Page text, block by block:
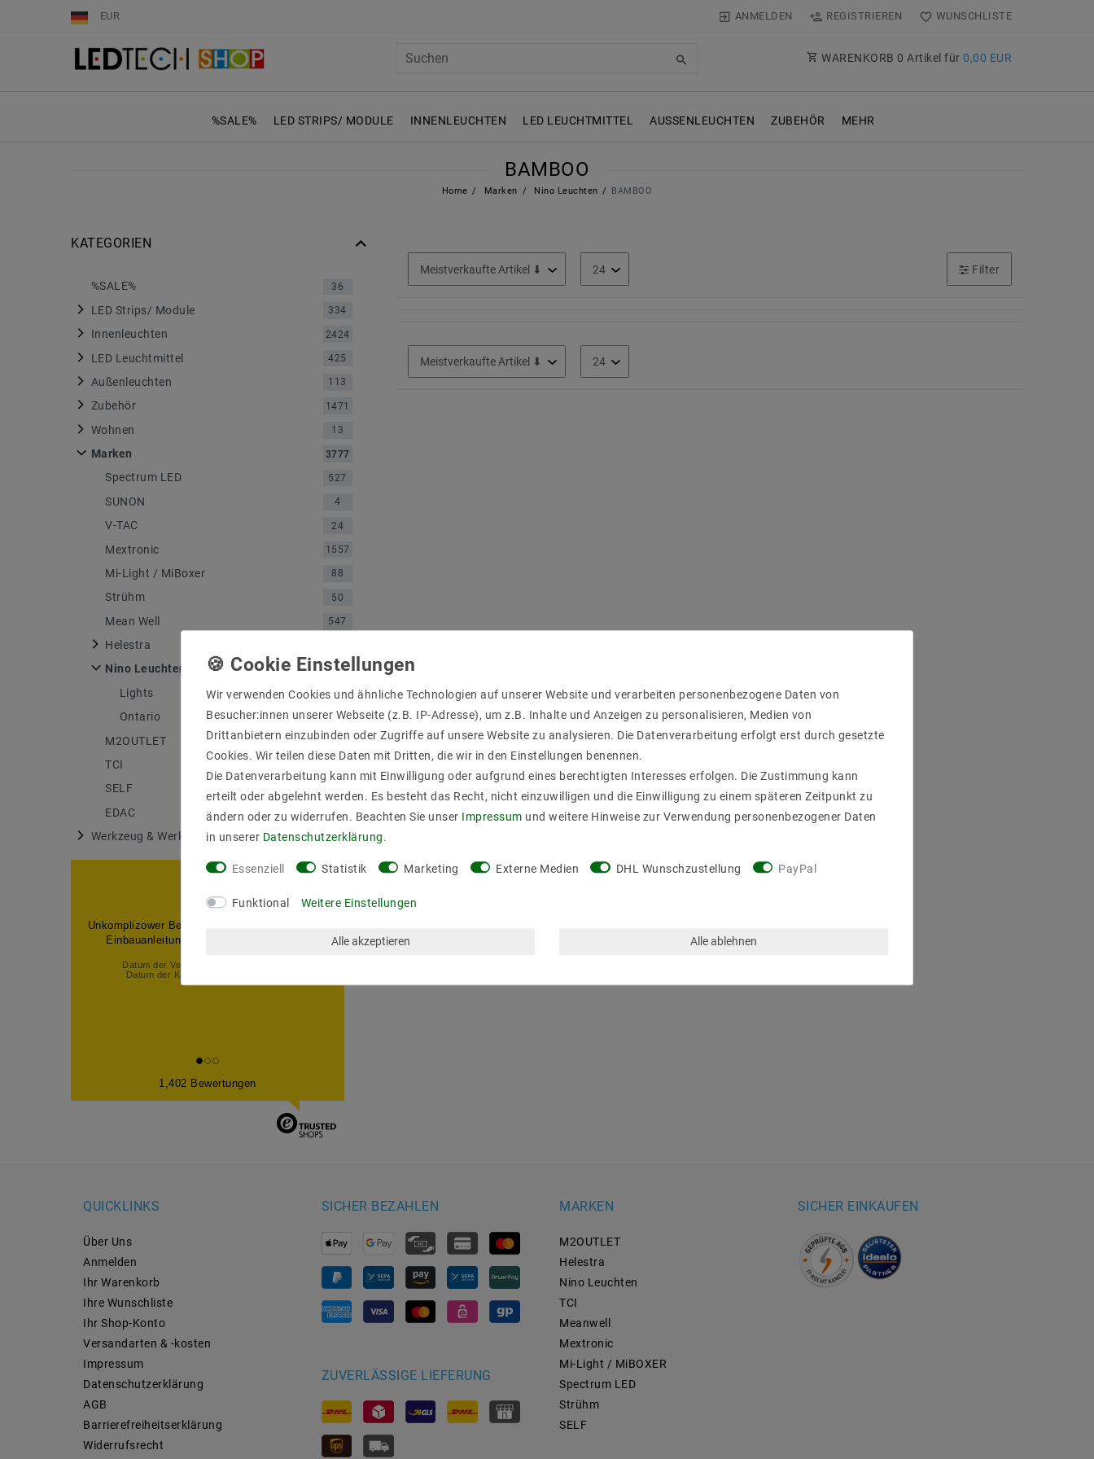
EUR ANMELDEN REGISTRIEREN WUNSCHLISTE
WARENKORB 0 Artikel für 0,00 EUR
%SALE% LED STRIPS/ MODULE INNENLEUCHTEN LED LEUCHTMITTEL AUSSENLEUCHTEN ZUBEHÖR MEHR
BAMBOO
Home Marken Nino Leuchten BAMBOO
KATEGORIEN
%SALE% 36
LED Strips/ Module 334
Innenleuchten 2424
LED Leuchtmittel 425
Außenleuchten 113
Zubehör 1471
Wohnen 13
Marken 3777
Spectrum LED 527
SUNON 4
V-TAC 24
Mextronic 1557
Mi-Light / MiBoxer 88
Strühm 50
Mean Well 547
Helestra
Nino Leuchten 4
Lights 1
Ontario 1
M2OUTLET 175
TCI
SELF
EDAC 18
Werkzeug & Werkstatt 1
Unkomplizower Bestellund. Schnelle Lieferung.
Einbauanleitung über Internet gefunden.
Datum der Veröffentlichung: 03.08.2026
Datum der Kauferfahrung: 24.07.2026
1,402 Bewertungen
Filter
QUICKLINKS
Über Uns
Anmelden
Ihr Warenkorb
Ihre Wunschliste
Ihr Shop-Konto
Versandarten & -kosten
Impressum
Daten­schutz­erklärung
AGB
Barrierefreiheitserklärung
Widerrufs­recht
SICHER BEZAHLEN
ZUVERLÄSSIGE LIEFERUNG
MARKEN
M2OUTLET
Helestra
Nino Leuchten
TCI
Meanwell
Mextronic
Mi-Light / MiBOXER
Spectrum LED
Strühm
SELF
SICHER EINKAUFEN
Wir verwenden Cookies und ähnliche Technologien auf unserer Website und verarbeiten personenbezogene Daten von
Besucher:innen unserer Webseite (z.B. IP-Adresse), um z.B. Inhalte und Anzeigen zu personalisieren, Medien von
Drittanbietern einzubinden oder Zugriffe auf unsere Website zu analysieren. Die Datenverarbeitung erfolgt erst durch gesetzte
Cookies. Wir teilen diese Daten mit Dritten, die wir in den Einstellungen benennen.
Die Datenverarbeitung kann mit Einwilligung oder aufgrund eines berechtigten Interesses erfolgen. Die Zustimmung kann
erteilt oder abgelehnt werden. Es besteht das Recht, nicht einzuwilligen und die Einwilligung zu einem späteren Zeitpunkt zu
ändern oder zu widerrufen. Beachten Sie unser Impressum und weitere Hinweise zur Verwendung personenbezogener Daten
in unserer Daten­schutz­erklärung.
Essenziell Statistik Marketing Externe Medien DHL Wunschzustellung PayPal
Funktional Weitere Einstellungen
Alle akzeptieren Alle ablehnen